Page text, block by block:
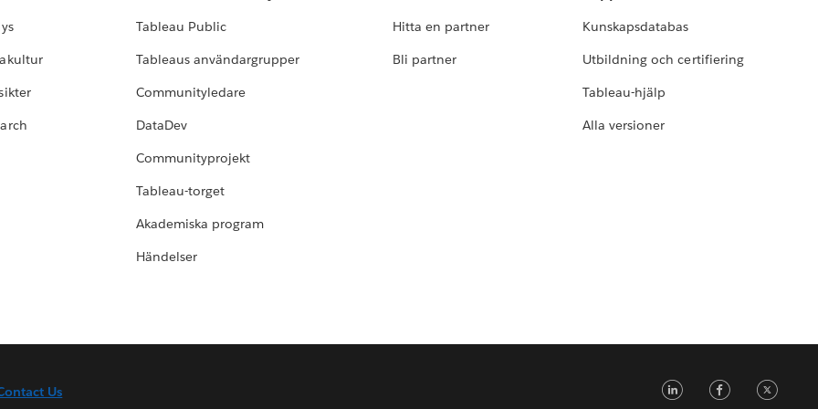
Tableau Public
Tableaus användargrupper
Communityledare
DataDev
Communityprojekt
Tableau-torget
Akademiska program
Händelser
Hitta en partner
Bli partner
Kunskapsdatabas
Utbildning och certifiering
Tableau-hjälp
Alla versioner
Us LinkedIn